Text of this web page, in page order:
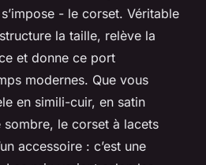
- le corset. Véritable
la taille, relève la
et donne ce port
modernes. Que vous
en simili-cuir, en satin
le corset à lacets
accessoire : c’est une